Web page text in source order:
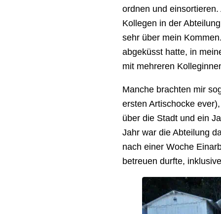
ordnen und
Kollegen in der
sehr über mein
abgeküsst hatte, in
mit mehreren
Manche brachten mir
ersten Artischocke
über die Stadt und ein
Jahr war die Abteilung
nach einer Woche
betreuen durfte,